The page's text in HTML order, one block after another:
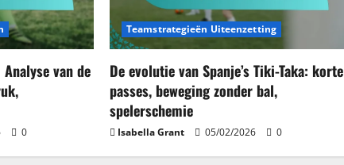
van de
0
Teamstrategieën Uiteenzetting
De evolutie van Spanje’s Tiki-Taka: korte
passes, beweging zonder bal,
spelerschemie
Isabella Grant 05/02/2026 0